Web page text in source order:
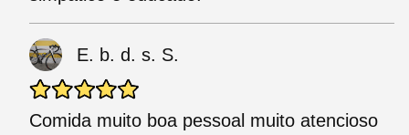
E. b. d. s. S.
Comida muito boa pessoal muito atencioso